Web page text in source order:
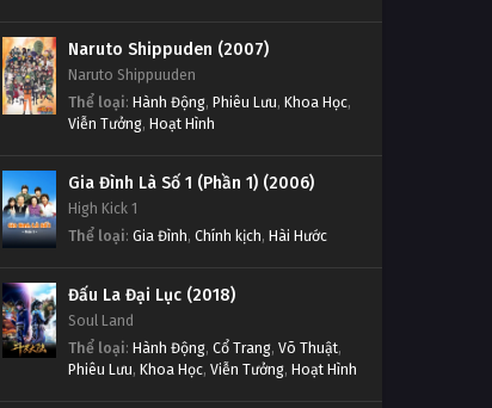
Naruto Shippuden (2007)
Naruto Shippuuden
Thể loại: Hành Động, Phiêu Lưu, Khoa Học,
Viễn Tưởng, Hoạt Hình
Gia Đình Là Số 1 (Phần 1) (2006)
High Kick 1
Thể loại: Gia Đình, Chính kịch, Hài Hước
Đấu La Đại Lục (2018)
Soul Land
Thể loại: Hành Động, Cổ Trang, Võ Thuật,
Phiêu Lưu, Khoa Học, Viễn Tưởng, Hoạt Hình